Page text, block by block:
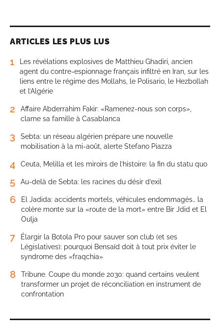
ARTICLES LES PLUS LUS
1
Les révélations explosives de Matthieu Ghadiri, ancien
agent du contre-espionnage français infiltré en Iran, sur les
liens entre le régime des Mollahs, le Polisario, le Hezbollah
et l’Algérie
2
Affaire Abderrahim Fakir: «Ramenez-nous son corps»,
clame sa famille à Casablanca
3
Sebta: un réseau algérien prépare une nouvelle
mobilisation à la mi-août, alerte Stefano Piazza
4 Ceuta, Melilla et les miroirs de l’histoire: la fin du statu quo
5 Au-delà de Sebta: les racines du désir d’exil
6
El Jadida: accidents mortels, véhicules endommagés… la
colère monte sur la «route de la mort» entre Bir Jdid et El
Oulja
7
Élargir la Botola Pro pour sauver son club (et ses
Législatives): pourquoi Bensaïd doit à tout prix éviter le
syndrome des «fraqchia»
8
Tribune. Coupe du monde 2030: quand certains veulent
transformer un projet de réconciliation en instrument de
confrontation